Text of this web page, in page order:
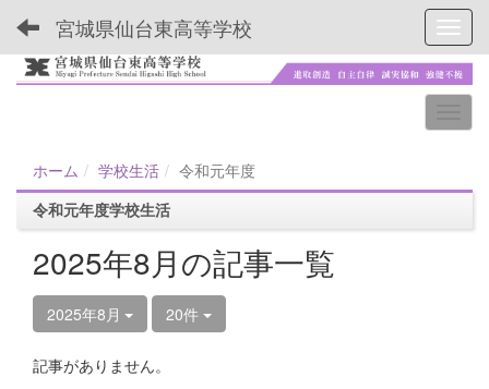
宮城県仙台東高等学校
ホーム 学校生活
令和元年度
令和元年度学校生活
2025年8月の記事一覧
2025年8月 20件
記事がありません。